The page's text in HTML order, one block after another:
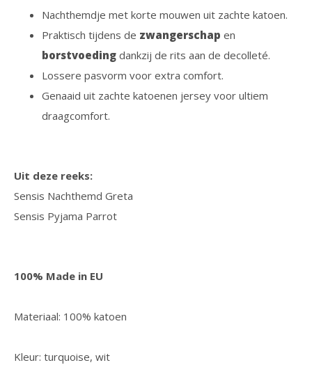
Nachthemdje met korte mouwen uit zachte katoen.
Praktisch tijdens de zwangerschap en
borstvoeding dankzij de rits aan de decolleté.
Lossere pasvorm voor extra comfort.
Genaaid uit zachte katoenen jersey voor ultiem
draagcomfort.
Uit deze reeks:
Sensis Nachthemd Greta
Sensis Pyjama Parrot
100% Made in EU
Materiaal: 100% katoen
Kleur: turquoise, wit